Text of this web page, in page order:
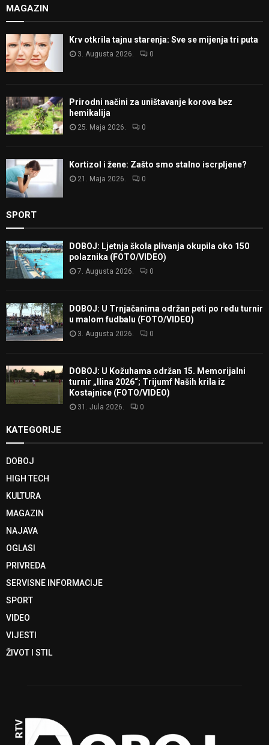
MAGAZIN
Krv otkrila tajnu starenja: Sve se mijenja tri puta
3. Augusta 2026. 0
Prirodni načini za uništavanje korova bez
hemikalija
25. Maja 2026. 0
Kortizol i žene: Zašto smo stalno iscrpljene?
21. Maja 2026. 0
SPORT
DOBOJ: Ljetnja škola plivanja okupila oko 150
polaznika (FOTO/VIDEO)
7. Augusta 2026. 0
DOBOJ: U Trnjačanima održan peti po redu turnir
u malom fudbalu (FOTO/VIDEO)
3. Augusta 2026. 0
DOBOJ: U Kožuhama održan 15. Memorijalni
turnir „Ilina 2026“; Trijumf Naših krila iz
Kostajnice (FOTO/VIDEO)
31. Jula 2026. 0
KATEGORIJE
DOBOJ
HIGH TECH
KULTURA
MAGAZIN
NAJAVA
OGLASI
PRIVREDA
SERVISNE INFORMACIJE
SPORT
VIDEO
VIJESTI
ŽIVOT I STIL